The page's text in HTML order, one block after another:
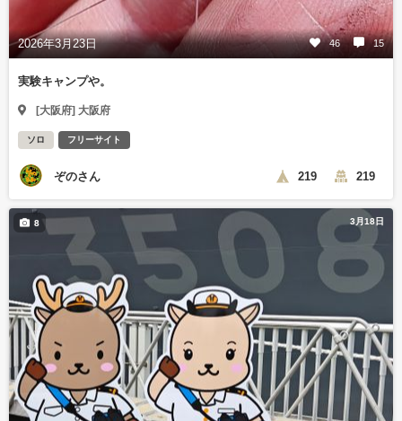
2026年3月23日 46 15
実験キャンプや。
[大阪府] 大阪府
ソロ フリーサイト
ぞのさん 219 219
3月18日
8